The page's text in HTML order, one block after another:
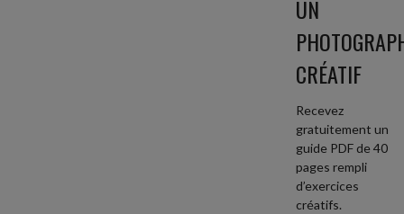
UN
CRÉATIF
Recevez
gratuitement un
guide PDF de 40
pages rempli
d’exercices
créatifs.